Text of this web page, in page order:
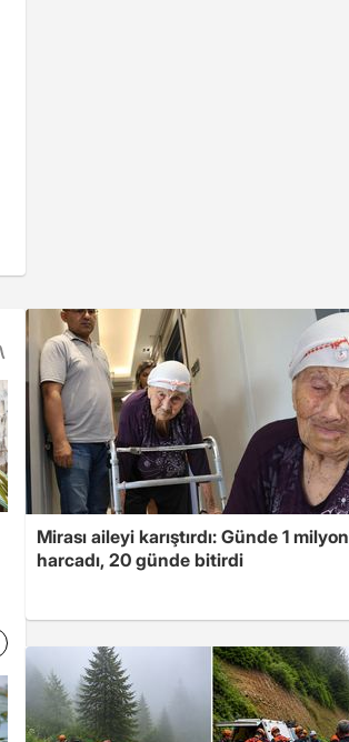
Mirası aileyi karıştırdı: Günde 1 milyon
harcadı, 20 günde bitirdi